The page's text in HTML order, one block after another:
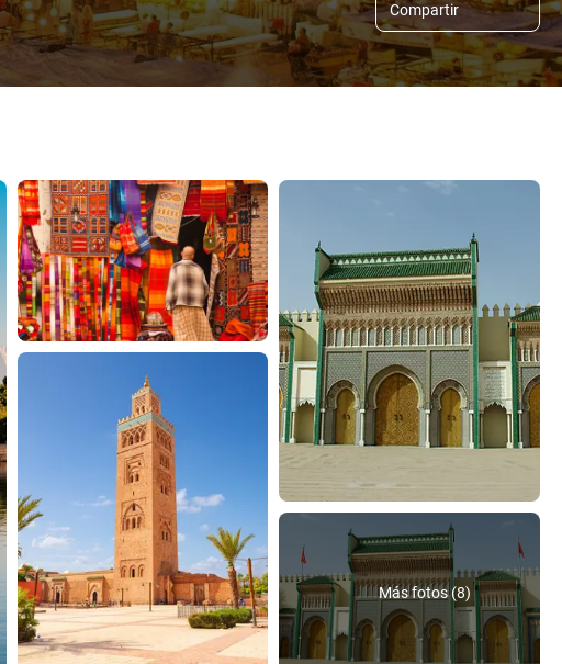
Compartir
Más fotos (8)